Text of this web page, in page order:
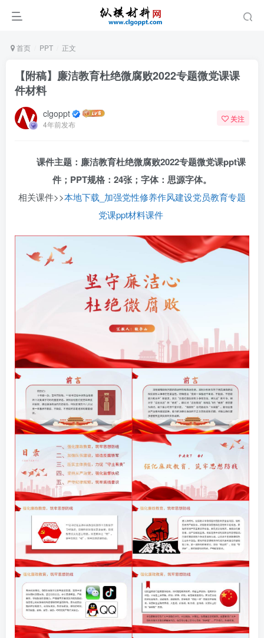
首页 PPT 正文
【附稿】廉洁教育杜绝微腐败2022专题微党课课
件材料
clgoppt
4年前发布
关注
课件主题：廉洁教育杜绝微腐败2022专题微党课ppt课
件；PPT规格：24张；字体：思源字体。
相关课件>>本地下载_加强党性修养作风建设党员教育专题
党课ppt材料课件